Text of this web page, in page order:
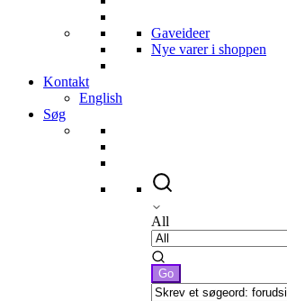
Gaveideer
Nye varer i shoppen
Kontakt
English
Søg
All